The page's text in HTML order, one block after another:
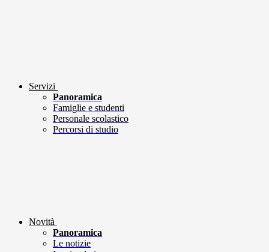
Servizi
Panoramica
Famiglie e studenti
Personale scolastico
Percorsi di studio
Novità
Panoramica
Le notizie